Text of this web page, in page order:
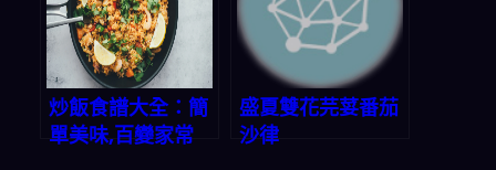
炒飯食譜大全：簡
單美味,百變家常
盛夏雙花芫荽番茄
沙律